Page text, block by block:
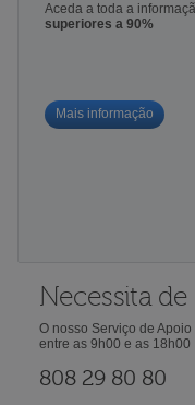
Aceda a toda a
superiores a 90%
Mais informação
Necessita de
O nosso Serviço de
entre as 9h00 e as 18h00
808 29 80 80